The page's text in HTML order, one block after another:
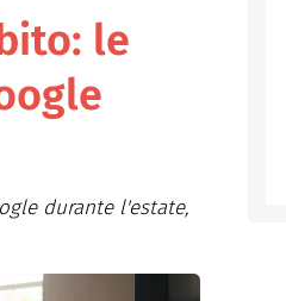
le
durante l'estate,